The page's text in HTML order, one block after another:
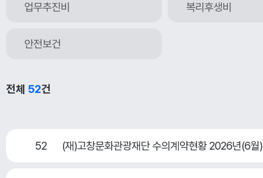
업무추진비 복리후생비
안전보건
전체 52건
52 (재)고창문화관광재단 수의계약현황 2026년(6월)